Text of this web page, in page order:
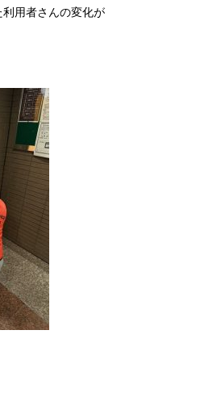
用者さんの変化が